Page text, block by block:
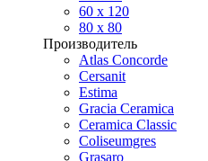
60 x 120
80 x 80
Производитель
Atlas Concorde
Cersanit
Estima
Gracia Ceramica
Ceramica Classic
Coliseumgres
Grasaro